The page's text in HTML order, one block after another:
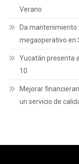
Verano
Da mantenimiento
megaoperativo en
Yucatán presenta
10
Mejorar
un servicio de